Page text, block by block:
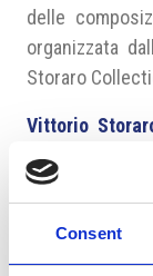
Consent
delle
organizzata
Storaro
Vittorio
regia italiani
collaborato